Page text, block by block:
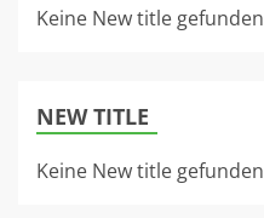
Keine New title gefunden
NEW TITLE
Keine New title gefunden